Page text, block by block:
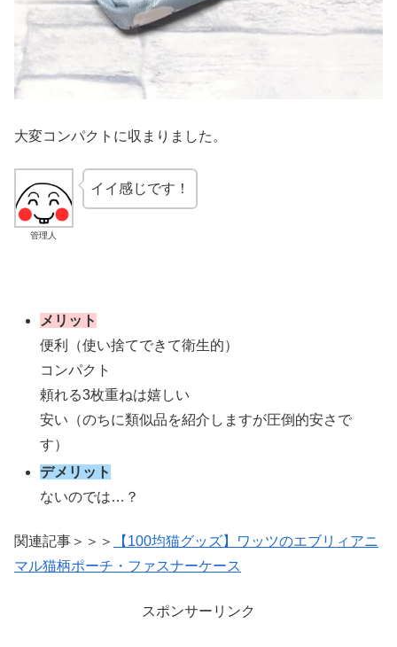
大変コンパクトに収まりました。
管理人
イイ感じです！
メリット
便利（使い捨てできて衛生的）
コンパクト
頼れる3枚重ねは嬉しい
安い（のちに類似品を紹介しますが圧倒的安さで
す）
デメリット
ないのでは…？
関連記事＞＞＞
【100均猫グッズ】ワッツのエブリィアニ
マル猫柄ポーチ・ファスナーケース
スポンサーリンク